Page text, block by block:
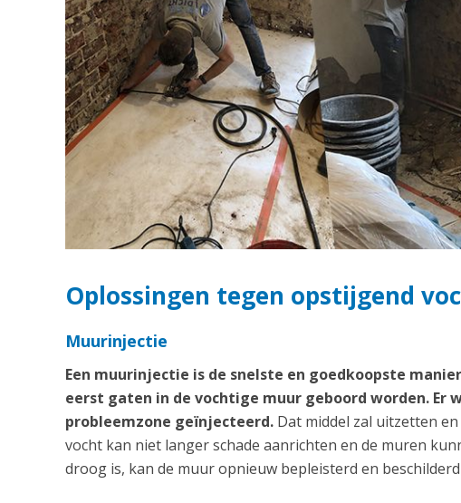
Oplossingen tegen opstijgend
Muurinjectie
Een muurinjectie is de snelste en goedkoopste
eerst gaten in de vochtige muur geboord worden. Er
probleemzone geïnjecteerd. Dat middel zal uitzetten
vocht kan niet langer schade aanrichten en de muren
droog is, kan de muur opnieuw bepleisterd en